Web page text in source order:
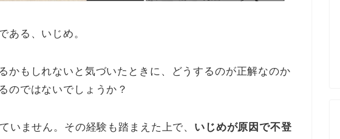
ある、いじめ。
かもしれないと気づいたときに、どうするのが正解なのか
のではないでしょうか？
いません。その経験も踏まえた上で、 いじめが原因で不登